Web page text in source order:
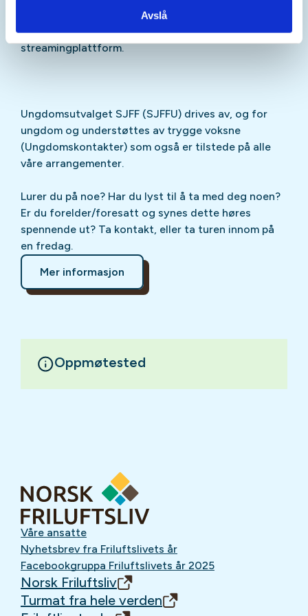
Avslå
påInstagram
TikTokog vår egenpodcastpå din favoritt-
streamingplattform.
Ungdomsutvalget SJFF (SJFFU) drives av, og for
ungdom og understøttes av trygge voksne
(Ungdomskontakter) som også er tilstede på alle
våre arrangementer.
Lurer du på noe? Har du lyst til å ta med deg noen?
Er du forelder/foresatt og synes dette høres
spennende ut? Ta kontakt, eller ta turen innom på
en fredag.
Mer informasjon
Oppmøtested
Våre ansatte
Nyhetsbrev fra Friluftslivets år
Facebookgruppa Friluftslivets år 2025
Norsk Friluftsliv
Turmat fra hele verden